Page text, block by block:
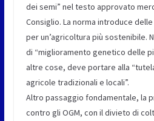
dei semi” nel testo approvato
Consiglio. La norma introduce
per un’agricoltura più sostenibile.
di “miglioramento genetico delle
altre cose, deve portare alla
agricole tradizionali e locali”.
Altro passaggio fondamentale, la
contro gli OGM, con il divieto di